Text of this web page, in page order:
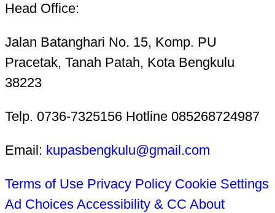
Head Office:
Jalan Batanghari No. 15, Komp. PU
Pracetak, Tanah Patah, Kota Bengkulu
38223
Telp. 0736-7325156 Hotline 085268724987
Email: kupasbengkulu@gmail.com
Terms of Use Privacy Policy Cookie Settings
Ad Choices Accessibility & CC About